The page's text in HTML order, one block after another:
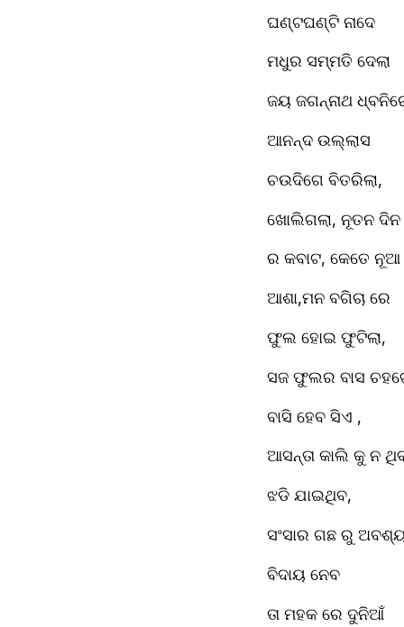
ଘଣ୍ଟଘଣ୍ଟି ନାଦେ
ମଧୁର ସମ୍ମତି ଦେଲା
ଜୟ ଜଗନ୍ନାଥ
ଆନନ୍ଦ ଉଲ୍ଲାସ
ଚଉଦିଗେ ବିତରିଲା,
ଖୋଲିଗଲା, ନୂତନ ଦିନ
ର କବାଟ, କେତେ ନୂଆ
ଆଶା,ମନ ବଗିଚା ରେ
ଫୁଲ ହୋଇ ଫୁଟିଲା,
ସଜ ଫୁଲର ବାସ
ବାସି ହେବ ସିଏ ,
ଆସନ୍ତା କାଲି କୁ ନ
ଝଡି ଯାଇଥିବ,
ସଂସାର ଗଛ ରୁ
ବିଦାୟ ନେବ
ତା ମହକ ରେ ଦୁନିଆଁ